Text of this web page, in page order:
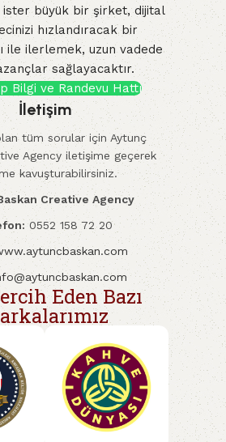
büyük bir şirket, dijital
hızlandıracak bir
ile ilerlemek, uzun vadede
sağlayacaktır.
Bilgi ve Randevu Hattı
İletişim
tüm sorular için Aytunç
Agency iletişime geçerek
kavuşturabilirsiniz.
Creative Agency
0552 158 72 20
Eden Bazı